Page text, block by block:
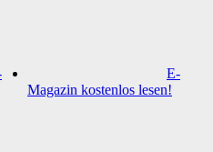
E-
Magazin kostenlos lesen!